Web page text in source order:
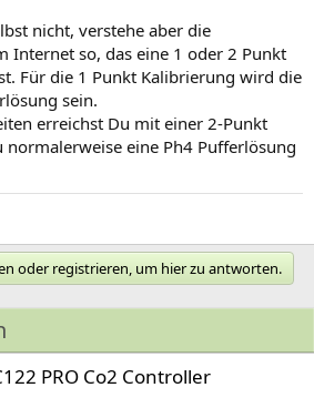
nicht, verstehe aber die
Internet so, das eine 1 oder 2 Punkt
Für die 1 Punkt Kalibrierung wird die
sein.
erreichst Du mit einer 2-Punkt
eine Ph4 Pufferlösung
oder registrieren, um hier zu antworten.
PRO Co2 Controller